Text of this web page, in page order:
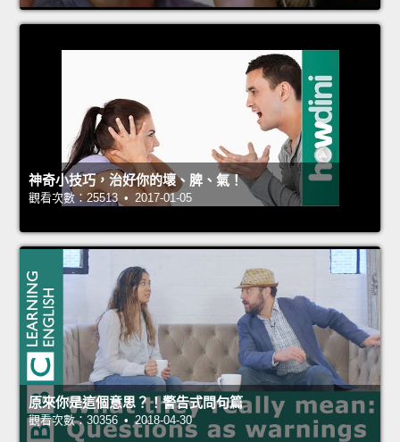
神奇小技巧，治好你的壞、脾、氣！
觀看次數：25513 • 2017-01-05
原來你是這個意思？！警告式問句篇
觀看次數：30356 • 2018-04-30